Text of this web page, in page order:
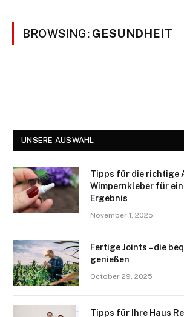
BROWSING: GESUNDHEIT
UNSERE AUSWAHL
Tipps für die richtige
Wimpernkleber für
Ergebnis
November 1, 2025
Fertige Joints – die
genießen
October 29, 2025
Tipps für Ihre Haus